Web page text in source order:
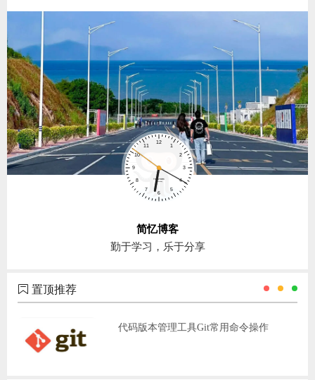
简忆博客
勤于学习，乐于分享
置顶推荐
代码版本管理工具Git常用命令操作